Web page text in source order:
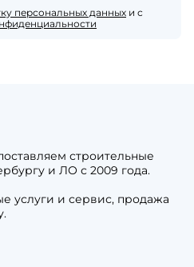
персональных данных и с
строительные
и ЛО с 2009 года.
услуги и сервис, продажа